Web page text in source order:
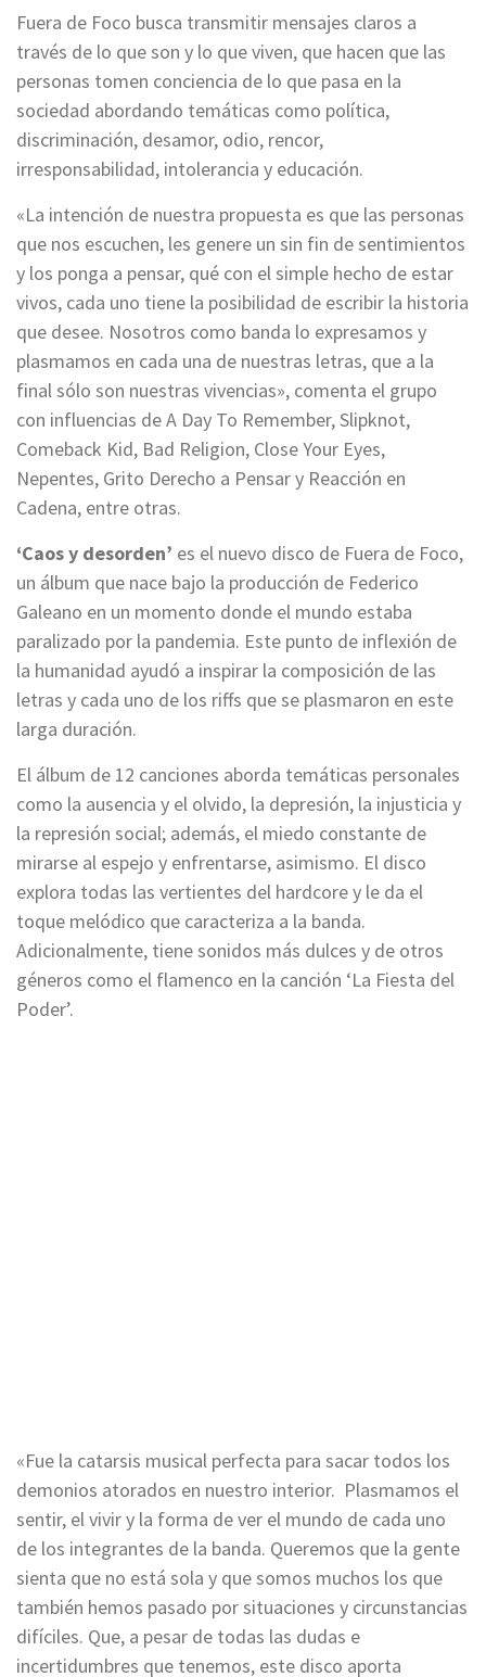
Fuera de Foco busca transmitir mensajes claros a
través de lo que son y lo que viven, que hacen que las
personas tomen conciencia de lo que pasa en la
sociedad abordando temáticas como política,
discriminación, desamor, odio, rencor,
irresponsabilidad, intolerancia y educación.
«La intención de nuestra propuesta es que las personas
que nos escuchen, les genere un sin fin de sentimientos
y los ponga a pensar, qué con el simple hecho de estar
vivos, cada uno tiene la posibilidad de escribir la historia
que desee. Nosotros como banda lo expresamos y
plasmamos en cada una de nuestras letras, que a la
final sólo son nuestras vivencias», comenta el grupo
con influencias de A Day To Remember, Slipknot,
Comeback Kid, Bad Religion, Close Your Eyes,
Nepentes, Grito Derecho a Pensar y Reacción en
Cadena, entre otras.
‘Caos y desorden’ es el nuevo disco de Fuera de Foco,
un álbum que nace bajo la producción de Federico
Galeano en un momento donde el mundo estaba
paralizado por la pandemia. Este punto de inflexión de
la humanidad ayudó a inspirar la composición de las
letras y cada uno de los riffs que se plasmaron en este
larga duración.
El álbum de 12 canciones aborda temáticas personales
como la ausencia y el olvido, la depresión, la injusticia y
la represión social; además, el miedo constante de
mirarse al espejo y enfrentarse, asimismo. El disco
explora todas las vertientes del hardcore y le da el
toque melódico que caracteriza a la banda.
Adicionalmente, tiene sonidos más dulces y de otros
géneros como el flamenco en la canción ‘La Fiesta del
Poder’.
«Fue la catarsis musical perfecta para sacar todos los
demonios atorados en nuestro interior. Plasmamos el
sentir, el vivir y la forma de ver el mundo de cada uno
de los integrantes de la banda. Queremos que la gente
sienta que no está sola y que somos muchos los que
también hemos pasado por situaciones y circunstancias
difíciles. Que, a pesar de todas las dudas e
incertidumbres que tenemos, este disco aporta